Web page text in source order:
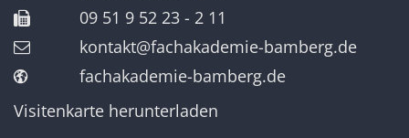
09 51 9 52 23 - 2 11
kontakt@fachakademie-bamberg.de
fachakademie-bamberg.de
Visitenkarte herunterladen